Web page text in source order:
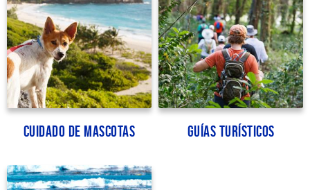
Cuidado de mascotas Guías turísticos